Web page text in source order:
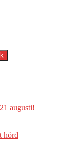
augusti!
hörd